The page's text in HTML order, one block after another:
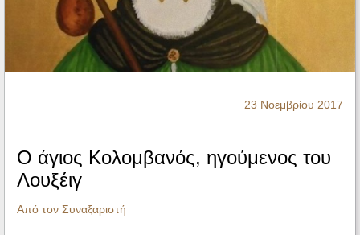
Ηχητικά
23 Νοεμβρίου 2017
Ο άγιος Κολομβανός, ηγούμενος του
Λουξέιγ
Από τον Συναξαριστή